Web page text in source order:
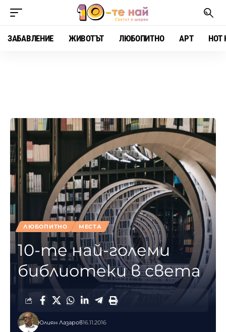
ЗАБАВЛЕНИЕ ЖИВОТЪТ ЛЮБОПИТНО АРТ HOT
ЛЮБОПИТНО МЕСТА
10-те най-големи
библиотеки в света
Юлиян Лазаров16.11.2016